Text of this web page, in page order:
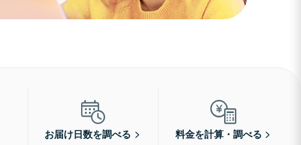
お届け日数を調べる 料金を計算・調べる